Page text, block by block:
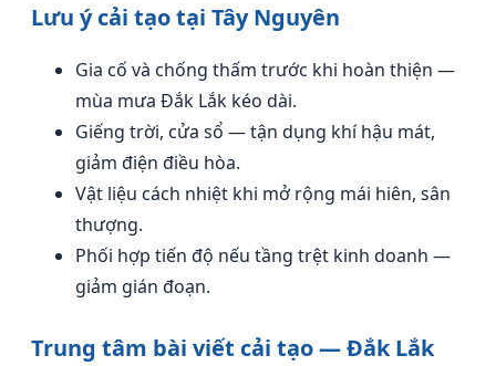
Lưu ý cải tạo tại Tây Nguyên
Gia cố và chống thấm trước khi hoàn thiện —
mùa mưa Đắk Lắk kéo dài.
Giếng trời, cửa sổ — tận dụng khí hậu mát,
giảm điện điều hòa.
Vật liệu cách nhiệt khi mở rộng mái hiên, sân
thượng.
Phối hợp tiến độ nếu tầng trệt kinh doanh —
giảm gián đoạn.
Trung tâm bài viết cải tạo — Đắk Lắk